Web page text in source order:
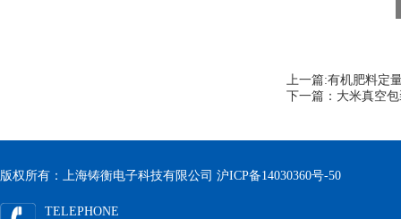
上一篇:有机肥料定
下一篇： 大米真空
版权所有：上海铸衡电子科技有限公司 沪ICP备14030360号-50
TELEPHONE